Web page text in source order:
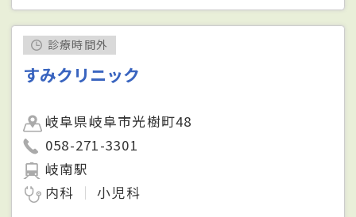
診療時間外
すみクリニック
岐阜県岐阜市光樹町48
058-271-3301
岐南駅
内科
小児科